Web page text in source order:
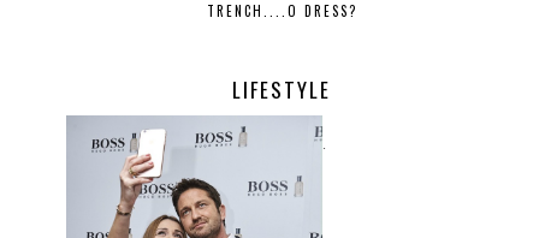
TRENCH....O DRESS?
LIFESTYLE
.